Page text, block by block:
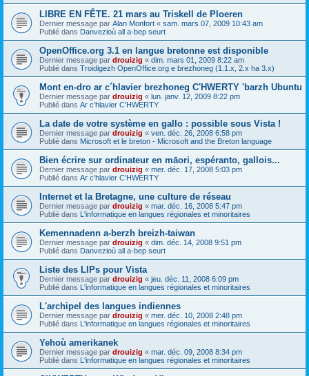
LIBRE EN FÊTE. 21 mars au Triskell de Ploeren
Dernier message par Alan Monfort « sam. mars 07, 2009 10:43 am
Publié dans Danvezioù all a-bep seurt
OpenOffice.org 3.1 en langue bretonne est disponible
Dernier message par drouizig « dim. mars 01, 2009 8:22 am
Publié dans Troidigezh OpenOffice.org e brezhoneg (1.1.x, 2.x ha 3.x)
Mont en-dro ar c´hlavier brezhoneg C'HWERTY 'barzh Ubuntu
Dernier message par drouizig « lun. janv. 12, 2009 8:22 pm
Publié dans Ar c'hlavier C'HWERTY
La date de votre système en gallo : possible sous Vista !
Dernier message par drouizig « ven. déc. 26, 2008 6:58 pm
Publié dans Microsoft et le breton - Microsoft and the Breton language
Bien écrire sur ordinateur en māori, espéranto, gallois...
Dernier message par drouizig « mer. déc. 17, 2008 5:03 pm
Publié dans Ar c'hlavier C'HWERTY
Internet et la Bretagne, une culture de réseau
Dernier message par drouizig « mar. déc. 16, 2008 5:47 pm
Publié dans L'informatique en langues régionales et minoritaires
Kemennadenn a-berzh breizh-taiwan
Dernier message par drouizig « dim. déc. 14, 2008 9:51 pm
Publié dans Danvezioù all a-bep seurt
Liste des LIPs pour Vista
Dernier message par drouizig « jeu. déc. 11, 2008 6:09 pm
Publié dans L'informatique en langues régionales et minoritaires
L'archipel des langues indiennes
Dernier message par drouizig « mer. déc. 10, 2008 2:48 pm
Publié dans L'informatique en langues régionales et minoritaires
Yehoù amerikanek
Dernier message par drouizig « mar. déc. 09, 2008 8:34 pm
Publié dans L'informatique en langues régionales et minoritaires